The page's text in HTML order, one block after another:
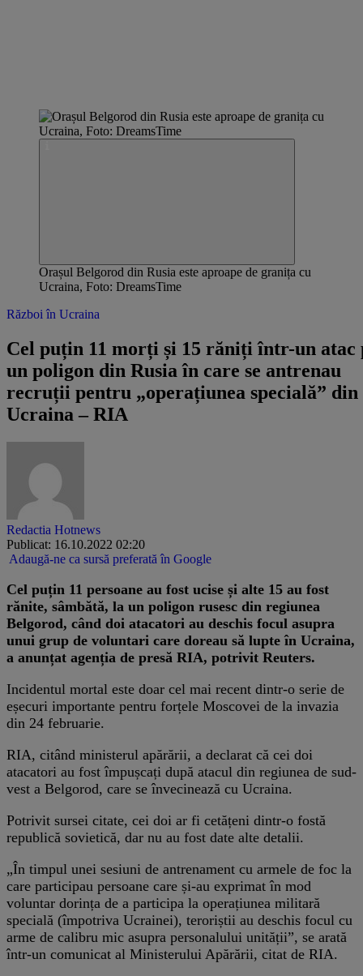
Orașul Belgorod din Rusia este aproape de granița cu
Ucraina, Foto: DreamsTime
Război în Ucraina
Cel puțin 11 morți și 15 răniți într-un atac
un poligon din Rusia în care se antrenau
recruții pentru „operațiunea specială” din
Ucraina – RIA
Redactia Hotnews
Publicat: 16.10.2022 02:20
Adaugă-ne ca sursă preferată în Google
Cel puțin 11 persoane au fost ucise și alte 15 au fost
rănite, sâmbătă, la un poligon rusesc din regiunea
Belgorod, când doi atacatori au deschis focul asupra
unui grup de voluntari care doreau să lupte în Ucraina,
a anunțat agenția de presă RIA, potrivit Reuters.
Incidentul mortal este doar cel mai recent dintr-o serie de
eșecuri importante pentru forțele Moscovei de la invazia
din 24 februarie.
RIA, citând ministerul apărării, a declarat că cei doi
atacatori au fost împușcați după atacul din regiunea de sud-
vest a Belgorod, care se învecinează cu Ucraina.
Potrivit sursei citate, cei doi ar fi cetățeni dintr-o fostă
republică sovietică, dar nu au fost date alte detalii.
„În timpul unei sesiuni de antrenament cu armele de foc la
care participau persoane care și-au exprimat în mod
voluntar dorința de a participa la operațiunea militară
specială (împotriva Ucrainei), teroriștii au deschis focul cu
arme de calibru mic asupra personalului unității”, se arată
într-un comunicat al Ministerului Apărării, citat de RIA.